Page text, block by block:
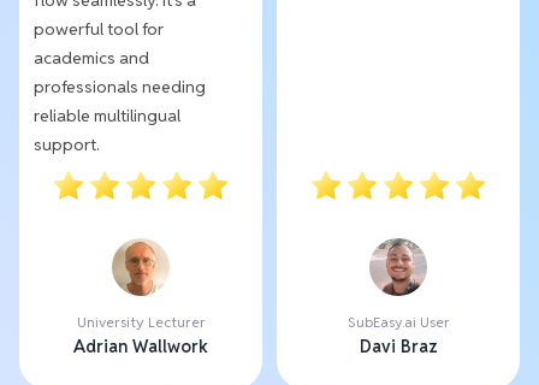
powerful tool for
academics and
professionals needing
reliable multilingual
support.
University Lecturer
Adrian Wallwork
SubEasy.ai User
Davi Braz